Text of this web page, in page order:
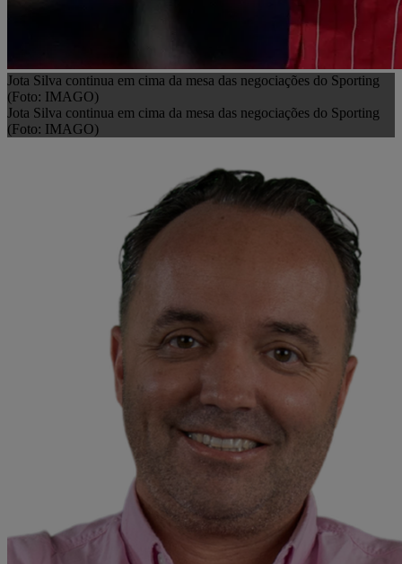
Jota Silva continua em cima da mesa das negociações do Sporting
(Foto: IMAGO)
Jota Silva continua em cima da mesa das negociações do Sporting
(Foto: IMAGO)